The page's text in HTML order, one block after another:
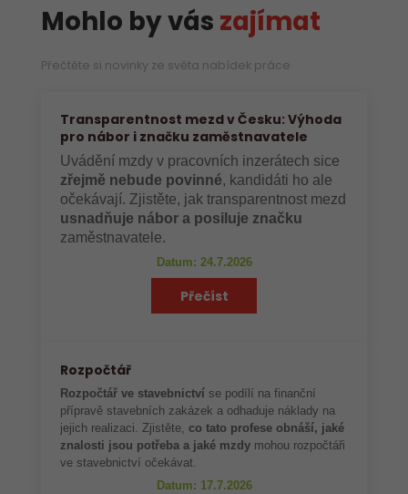
Mohlo by vás zajímat
Přečtěte si novinky ze světa nabídek práce
Transparentnost mezd v Česku: Výhoda
pro nábor i značku zaměstnavatele
Uvádění mzdy v pracovních inzerátech sice
zřejmě nebude povinné, kandidáti ho ale
očekávají. Zjistěte, jak transparentnost mezd
usnadňuje nábor a posiluje značku
zaměstnavatele.
Datum: 24.7.2026
Přečíst
Rozpočtář
Rozpočtář ve stavebnictví se podílí na finanční
přípravě stavebních zakázek a odhaduje náklady na
jejich realizaci. Zjistěte,co tato profese obnáší, jaké
znalosti jsou potřeba a jaké mzdy mohou rozpočtáři
ve stavebnictví očekávat.
Datum: 17.7.2026